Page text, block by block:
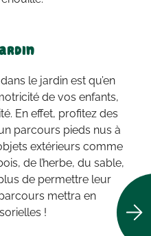
le jardin est qu’en
de vos enfants,
En effet, profitez des
parcours pieds nus à
extérieurs comme
de l’herbe, du sable,
de permettre leur
mettra en
!